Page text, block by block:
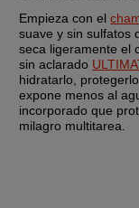
Empieza con el
suave y sin sulfatos
seca ligeramente el
sin aclarado
hidratarlo,
expone menos al
incorporado que
milagro multitarea.